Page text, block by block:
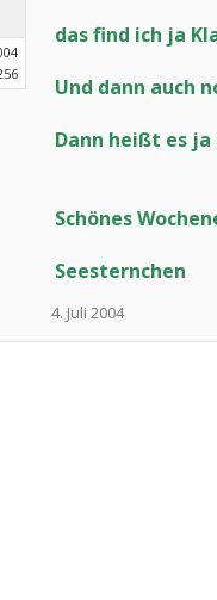
das find ich ja
Und dann auch
Dann heißt es ja
Schönes
Seesternchen
4. Juli 2004